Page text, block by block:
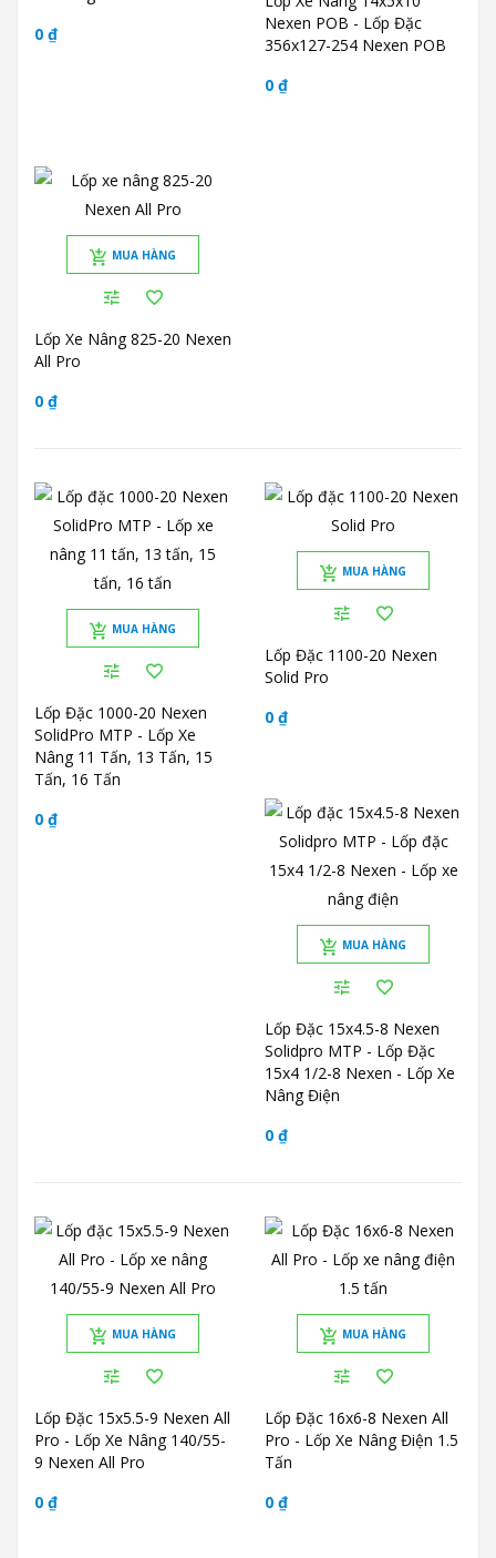
0 ₫
Nexen POB - Lốp Đặc
356x127-254 Nexen POB
0 ₫
MUA HÀNG
Lốp Xe Nâng 825-20 Nexen
All Pro
0 ₫
MUA HÀNG
Lốp Đặc 1000-20 Nexen
SolidPro MTP - Lốp Xe
Nâng 11 Tấn, 13 Tấn, 15
Tấn, 16 Tấn
0 ₫
MUA HÀNG
Lốp Đặc 1100-20 Nexen
Solid Pro
0 ₫
MUA HÀNG
Lốp Đặc 15x4.5-8 Nexen
Solidpro MTP - Lốp Đặc
15x4 1/2-8 Nexen - Lốp Xe
Nâng Điện
0 ₫
MUA HÀNG
Lốp Đặc 15x5.5-9 Nexen All
Pro - Lốp Xe Nâng 140/55-
9 Nexen All Pro
0 ₫
MUA HÀNG
Lốp Đặc 16x6-8 Nexen All
Pro - Lốp Xe Nâng Điện 1.5
Tấn
0 ₫